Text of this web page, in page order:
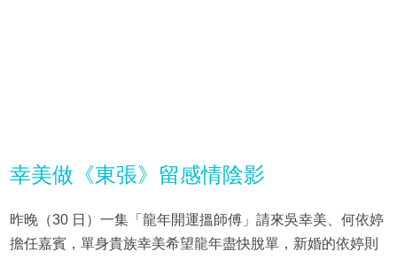
幸美做《東張》留感情陰影
昨晚（30 日）一集「龍年開運搵師傅」請來吳幸美、何依婷
擔任嘉賓，單身貴族幸美希望龍年盡快脫單，新婚的依婷則